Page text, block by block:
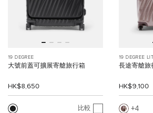
19 DEGREE
大號前蓋可擴展寄艙旅行箱
HK$8,650
比較
19 DEGREE
長途寄艙旅
HK$9,100
4